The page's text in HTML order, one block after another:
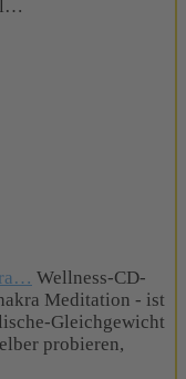
Wellness-CD-
Meditation - ist
Gleichgewicht
probieren,